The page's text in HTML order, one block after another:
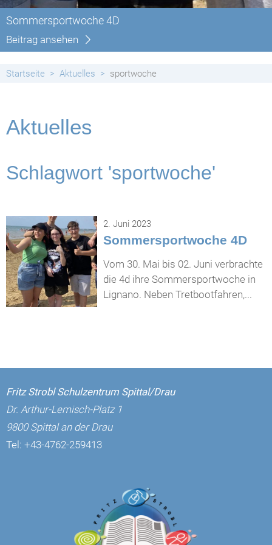
Sommersportwoche 4D
Beitrag ansehen
Startseite Aktuelles sportwoche
Aktuelles
Schlagwort 'sportwoche'
2. Juni 2023
Sommersportwoche 4D
Vom 30. Mai bis 02. Juni verbrachte
die 4d ihre Sommersportwoche in
Lignano. Neben Tretbootfahren,...
Fritz Strobl Schulzentrum Spittal/Drau
Dr. Arthur-Lemisch-Platz 1
9800 Spittal an der Drau
Tel: +43-4762-259413